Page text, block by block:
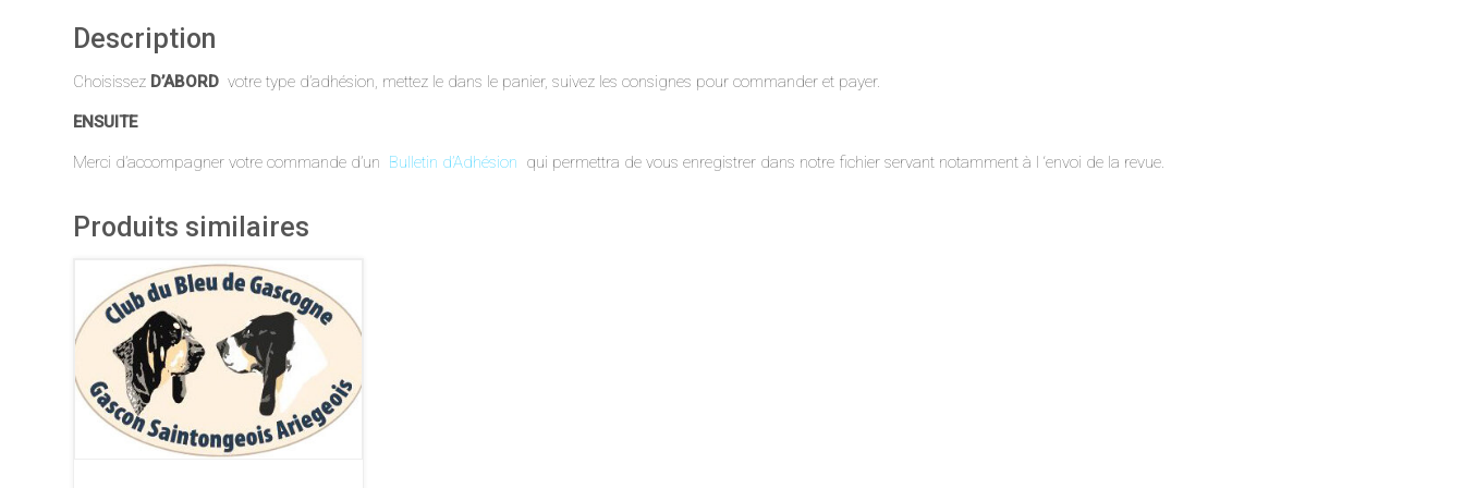
Description
Choisissez D’ABORD votre type d’adhésion, mettez le dans le panier, suivez les consignes pour commander et payer.
ENSUITE
Merci d’accompagner votre commande d’un Bulletin d’Adhésion qui permettra de vous enregistrer dans notre fichier servant notamment à l ‘envoi de la revue.
Produits similaires